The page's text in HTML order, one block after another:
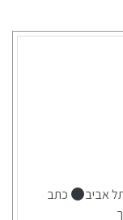
אביב
כתב